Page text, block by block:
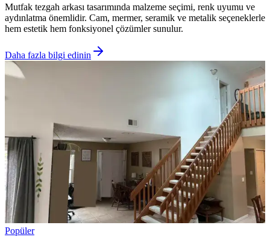
Mutfak tezgah arkası tasarımında malzeme seçimi, renk uyumu ve
aydınlatma önemlidir. Cam, mermer, seramik ve metalik seçeneklerle
hem estetik hem fonksiyonel çözümler sunulur.
Daha fazla bilgi edinin
Popüler